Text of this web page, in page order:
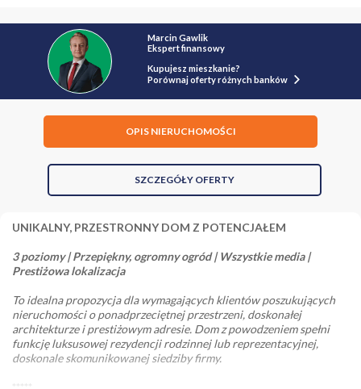
Marcin Gawlik
Ekspert finansowy
Kupujesz mieszkanie?
Porównaj oferty różnych banków
OPIS NIERUCHOMOŚCI
SZCZEGÓŁY OFERTY
UNIKALNY, PRZESTRONNY DOM Z POTENCJAŁEM
3 poziomy | Przepiękny, ogromny ogród | Wszystkie media |
Prestiżowa lokalizacja
To idealna propozycja dla wymagających klientów poszukujących
nieruchomości o ponadprzeciętnej przestrzeni, doskonałej
architekturze i prestiżowym adresie. Dom z powodzeniem spełni
funkcję luksusowej rezydencji rodzinnej lub reprezentacyjnej,
doskonale skomunikowanej siedziby firmy.